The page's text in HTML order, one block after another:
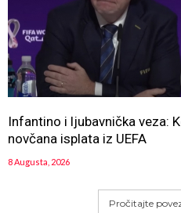
Infantino i ljubavnička veza:
novčana isplata iz UEFA
8 Augusta, 2026
Pročitajte